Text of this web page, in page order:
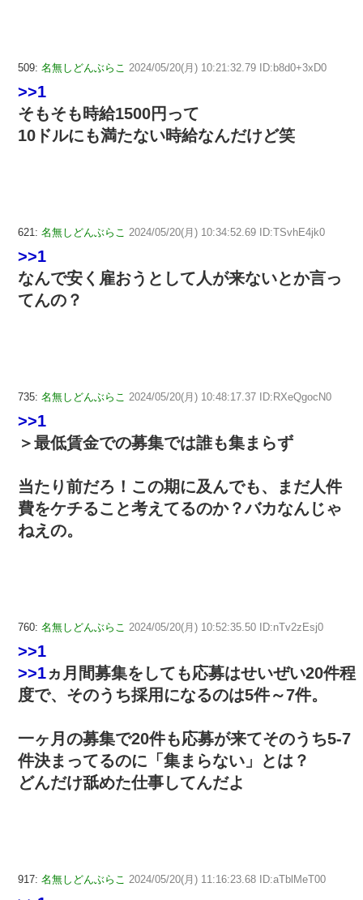
509: 名無しどんぶらこ 2024/05/20(月) 10:21:32.79 ID:b8d0+3xD0
>>1
そもそも時給1500円って
10ドルにも満たない時給なんだけど笑
621: 名無しどんぶらこ 2024/05/20(月) 10:34:52.69 ID:TSvhE4jk0
>>1
なんで安く雇おうとして人が来ないとか言っ
てんの？
735: 名無しどんぶらこ 2024/05/20(月) 10:48:17.37 ID:RXeQgocN0
>>1
＞最低賃金での募集では誰も集まらず
当たり前だろ！この期に及んでも、まだ人件
費をケチること考えてるのか？バカなんじゃ
ねえの。
760: 名無しどんぶらこ 2024/05/20(月) 10:52:35.50 ID:nTv2zEsj0
>>1
>>1ヵ月間募集をしても応募はせいぜい20件程
度で、そのうち採用になるのは5件～7件。
一ヶ月の募集で20件も応募が来てそのうち5-7
件決まってるのに「集まらない」とは？
どんだけ舐めた仕事してんだよ
917: 名無しどんぶらこ 2024/05/20(月) 11:16:23.68 ID:aTblMeT00